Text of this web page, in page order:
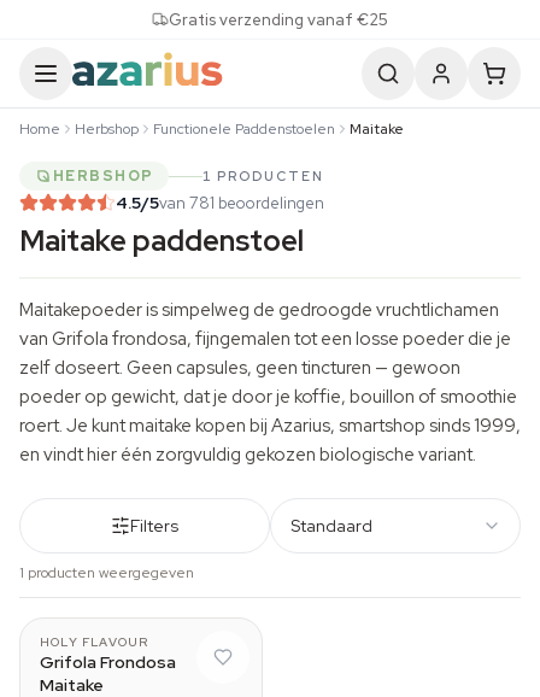
Gratis verzending vanaf €25
Home Herbshop Functionele Paddenstoelen Maitake
HERBSHOP 1 PRODUCTEN
4.5/5van 781 beoordelingen
Maitake paddenstoel
Maitakepoeder is simpelweg de gedroogde vruchtlichamen
van Grifola frondosa, fijngemalen tot een losse poeder die je
zelf doseert. Geen capsules, geen tincturen — gewoon
poeder op gewicht, dat je door je koffie, bouillon of smoothie
roert. Je kunt maitake kopen bij Azarius, smartshop sinds 1999,
en vindt hier één zorgvuldig gekozen biologische variant.
Filters Standaard
1 producten weergegeven
HOLY FLAVOUR
Grifola Frondosa
Maitake